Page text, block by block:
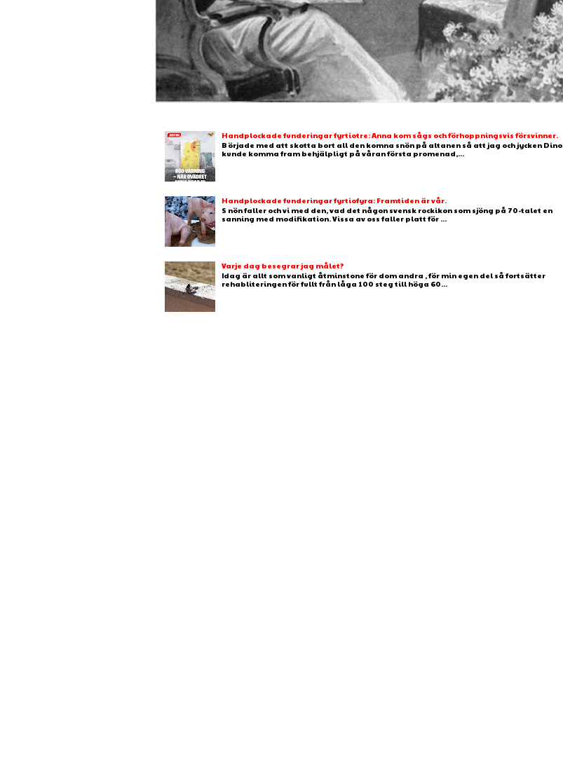
Handplockade funderingar fyrtiotre: Anna kom sågs och förhoppningsvis försvinner.
B örjade med att skotta bort all den komna snön på altanen så att jag och jycken Dino
kunde komma fram behjälpligt på våran första promenad,...
Handplockade funderingar fyrtiofyra: Framtiden är vår.
S nön faller och vi med den, vad det någon svensk rockikon som sjöng på 70-talet en
sanning med modifikation. Vissa av oss faller platt för ...
Varje dag besegrar jag målet?
Idag är allt som vanligt åtminstone för dom andra , för min egen del så fortsätter
rehabliteringen för fullt från låga 100 steg till höga 60...